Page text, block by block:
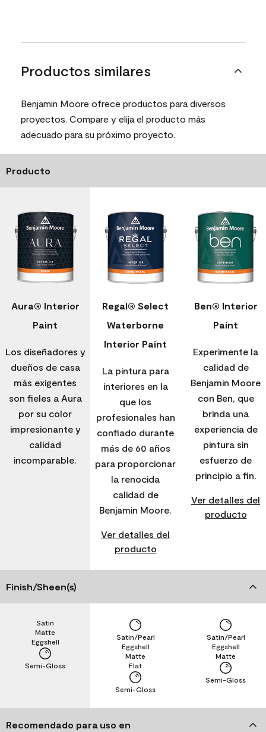
Productos similares
Benjamin Moore ofrece productos para diversos
proyectos. Compare y elija el producto más
adecuado para su próximo proyecto.
Producto
Aura® Interior
Paint
Los diseñadores y
dueños de casa
más exigentes
son fieles a Aura
por su color
impresionante y
calidad
incomparable.
Regal® Select
Waterborne
Interior Paint
La pintura para
interiores en la
que los
profesionales han
confiado durante
más de 60 años
para proporcionar
la renocida
calidad de
Benjamin Moore.
Ver detalles del
producto
Ben® Interior
Paint
Experimente la
calidad de
Benjamin Moore
con Ben, que
brinda una
experiencia de
pintura sin
esfuerzo de
principio a fin.
Ver detalles del
producto
Finish/Sheen(s)
Semi-Gloss
Eggshell
Matte
Satin
Semi-Gloss
Flat
Matte
Eggshell
Satin/Pearl
Semi-Gloss
Matte
Eggshell
Satin/Pearl
Recomendado para uso en